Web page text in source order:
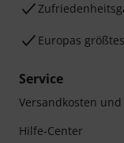
Europas
Service
Versandkosten
Hilfe-Center